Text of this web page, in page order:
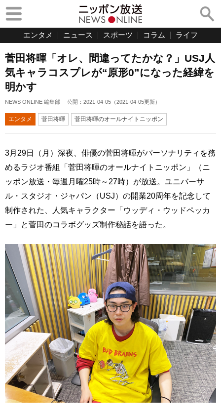
エンタメ ニュース スポーツ コラム ライフ
菅田将暉「オレ、間違ってたかな？」USJ人
気キャラコスプレが“原形0”になった経緯を
明かす
NEWS ONLINE 編集部 公開： 2021-04-05 （2021-04-05更新）
エンタメ 菅田将暉 菅田将暉のオールナイトニッポン
3月29日（月）深夜、俳優の菅田将暉がパーソナリティを務
めるラジオ番組「菅田将暉のオールナイトニッポン」（ニ
ッポン放送・毎週月曜25時～27時）が放送。ユニバーサ
ル・スタジオ・ジャパン（USJ）の開業20周年を記念して
制作された、人気キャラクター「ウッディ・ウッドペッカ
ー」と菅田のコラボグッズ制作秘話を語った。